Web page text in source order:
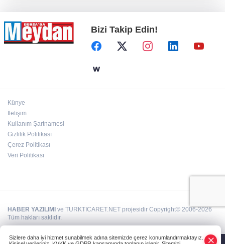
Bizi Takip Edin!
Künye
İletişim
Kullanım Şartnamesi
Gizlilik Politikası
Çerez Politikası
Veri Politikası
HABER YAZILIMI ve TURKTICARET.NET projesidir Copyright© 2006-2026
Tüm hakları saklıdır.
Sizlere daha iyi hizmet sunabilmek adına sitemizde çerez konumlandırmaktayız.